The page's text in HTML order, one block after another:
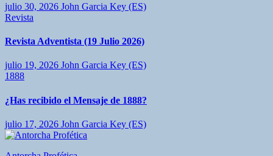
julio 30, 2026 John Garcia Key (ES)
Revista
Revista Adventista (19 Julio 2026)
julio 19, 2026 John Garcia Key (ES)
1888
¿Has recibido el Mensaje de 1888?
julio 17, 2026 John Garcia Key (ES)